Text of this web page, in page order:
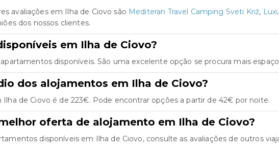
avaliações em Ilha de Ciovo são Mediteran Travel Camping Sveti Križ,
dos nossos clientes.
em Ilha de Ciovo?
disponíveis. São uma excelente opção se procura mais
dos alojamentos em Ilha de Ciovo?
de Ciovo é de 223€. Pode encontrar opções a partir de 42€ por noite.
oferta de alojamento em Ilha de Ciovo?
disponíveis em Ilha de Ciovo, consulte as avaliações de outros